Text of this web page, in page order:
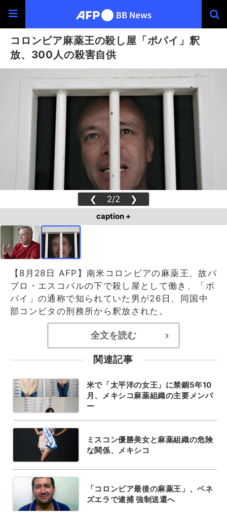
コロンビア麻薬王の殺し屋「ポパイ」釈
放、300人の殺害自供
❮ 2/2 ❯
caption +
【8月28日 AFP】南米コロンビアの麻薬王、故パ
ブロ・エスコバルの下で殺し屋として働き、「ポ
パイ」の通称で知られていた男が26日、同国中
部コンビタの刑務所から釈放された。
全文を読む >
関連記事
米で「太平洋の女王」に禁錮5年10
月、メキシコ麻薬組織の主要メンバ
ー
ミスコン優勝美女と麻薬組織の危険
な関係、メキシコ
「コロンビア最後の麻薬王」、ベネ
ズエラで逮捕 強制送還へ